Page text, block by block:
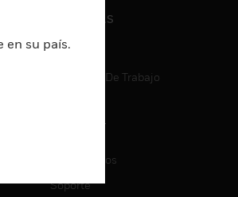
CARRERAS
Carreras
Búsqueda De Trabajo
CONTACT
Contáctenos
Soporte
en su país.